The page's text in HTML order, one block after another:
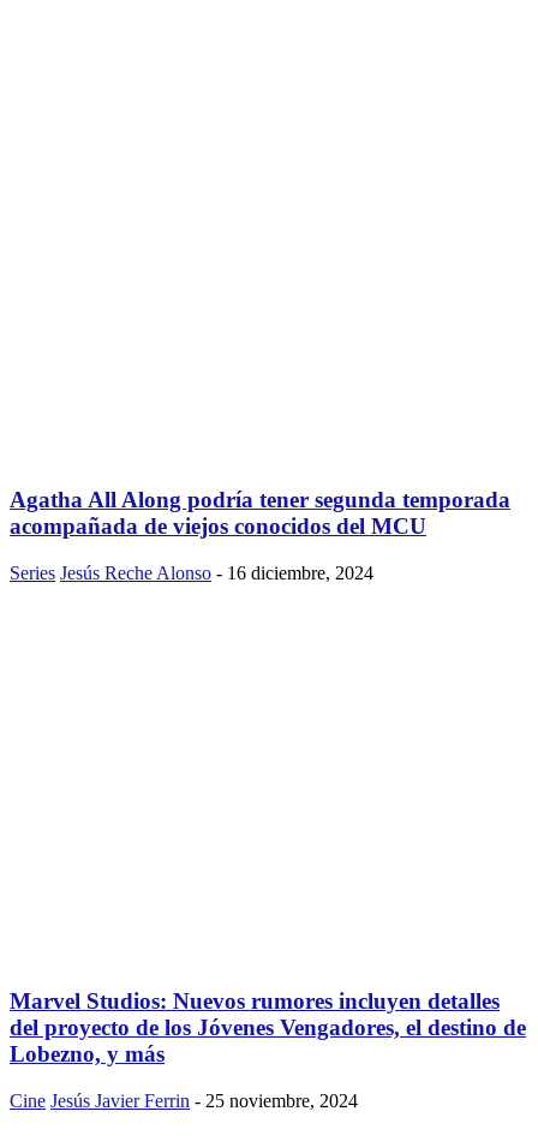
Agatha All Along podría tener segunda temporada
acompañada de viejos conocidos del MCU
Series Jesús Reche Alonso - 16 diciembre, 2024
Marvel Studios: Nuevos rumores incluyen detalles
del proyecto de los Jóvenes Vengadores, el destino de
Lobezno, y más
Cine Jesús Javier Ferrin - 25 noviembre, 2024